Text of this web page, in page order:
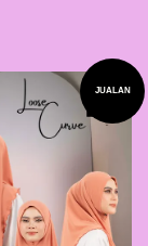
JUALAN